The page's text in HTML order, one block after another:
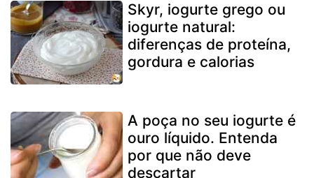
Skyr, iogurte grego ou
iogurte natural:
diferenças de proteína,
gordura e calorias
A poça no seu iogurte é
ouro líquido. Entenda
por que não deve
descartar